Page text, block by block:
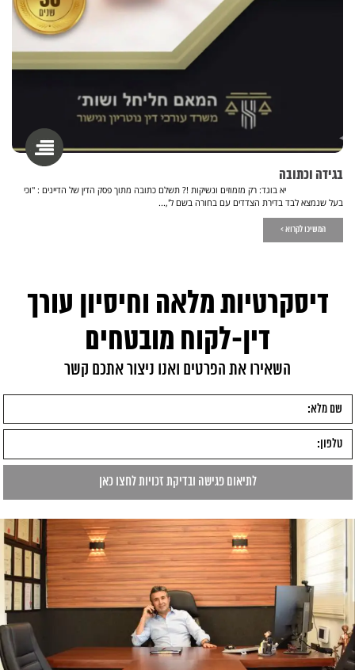
בגידה וכתובה
יא בוגד: רק מזמוזים ונשיקות !? תשלם כתובה מתוך פסק הדין של הדיינים : "וכי
בעל שנמצא לבד בדירת הצדדים עם בחורה בשם ל',...
המשיכו לקרוא >
דיסקרטיות מלאה וחיסיון עורך
דין-לקוח מובטחים
השאירו את הפרטים ואנו ניצור אתכם קשר